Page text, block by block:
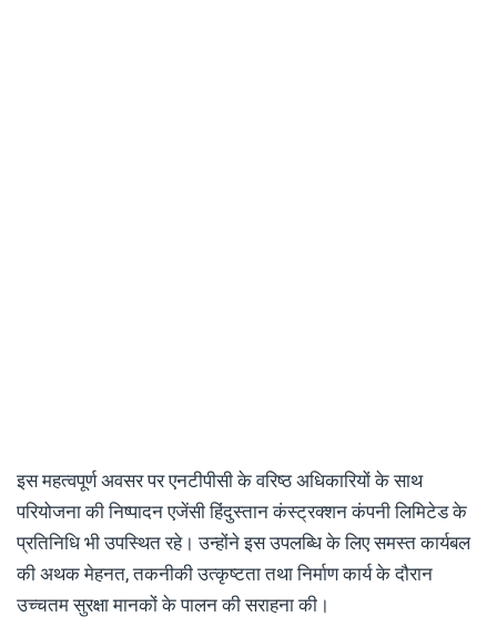
इस महत्वपूर्ण अवसर पर एनटीपीसी के वरिष्ठ अधिकारियों के साथ
परियोजना की निष्पादन एजेंसी हिंदुस्तान कंस्ट्रक्शन कंपनी लिमिटेड के
प्रतिनिधि भी उपस्थित रहे। उन्होंने इस उपलब्धि के लिए समस्त कार्यबल
की अथक मेहनत, तकनीकी उत्कृष्टता तथा निर्माण कार्य के दौरान
उच्चतम सुरक्षा मानकों के पालन की सराहना की।